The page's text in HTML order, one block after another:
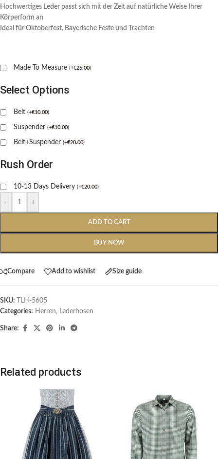
Hochwertiges Leder passt sich mit der Zeit auf natürliche Weise Ihrer
Körperform an
Ideal für Oktoberfest, Bayerische Feste und Trachten
Made To Measure (+€25.00)
Select Options
Belt (+€10.00)
Suspender (+€10.00)
Belt+Suspender (+€20.00)
Rush Order
10-13 Days Delivery (+€20.00)
- +
ADD TO CART
BUY NOW
Compare Add to wishlist Size guide
SKU:
TLH-5605
Categories: Herren, Lederhosen
Share:
Related products